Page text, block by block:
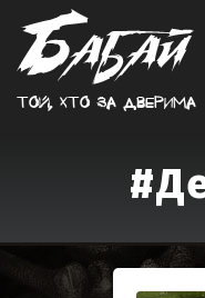
Той, хто за дверима